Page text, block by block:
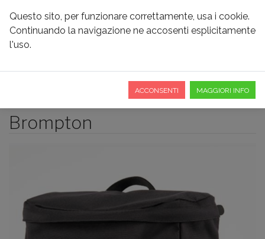
ACCESSORI
Brompton
Questo sito, per funzionare correttamente, usa i cookie.
Continuando la navigazione ne accosenti esplicitamente
l'uso.
ACCONSENTI MAGGIORI INFO